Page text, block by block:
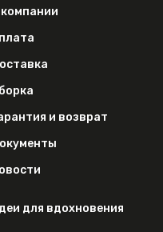
и возврат
для вдохновения